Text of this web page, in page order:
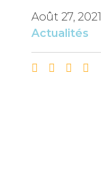
Août 27, 2021
Actualités